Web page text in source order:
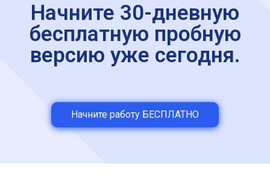
Начните 30-дневную
бесплатную пробную
версию уже сегодня.
Начните работу БЕСПЛАТНО